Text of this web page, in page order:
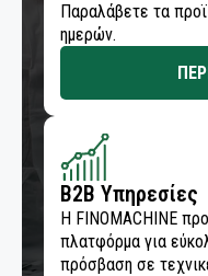
ΣΦΟΥΓΓΑΡΙΑ
ΚΑΘΑΡΙΣΜΟΣ -
ΕΞΑΡΤΗΜΑΤΑ
ΜΗΧΑΝΗΜΑΤΑ ΛΙΠΑΝΣΗΣ
ΠΙΣΤΟΛΙΑ ΑΕΡΟΣ
ΕΠΕΞΕΡΓΑΣΙΑ ΞΥΛΟΥ
Παραλάβετε τα
ημερών.
B2B Υπηρεσίες
Η FINOMACHINE
πλατφόρμα για
πρόσβαση σε